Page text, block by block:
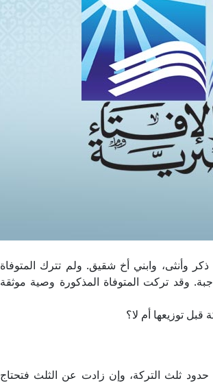
وأنثى، وابني أخ شقيق. ولم تترك المتوفاة
وقد تركت المتوفاة المذكورة وصية موثقة
توزيعها أم لا؟
ثلث التركة، وإن زادت عن الثلث فتحتاج